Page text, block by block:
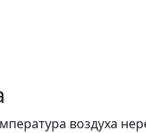
воздуха